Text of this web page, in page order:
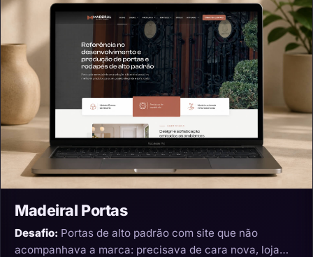
Madeiral Portas
Desafio: Portas de alto padrão com site que não
acompanhava a marca: precisava de cara nova, loja